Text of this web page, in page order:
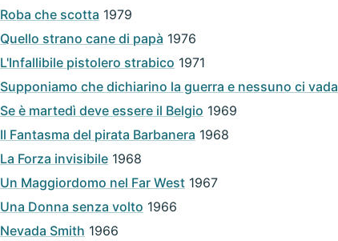
Roba che scotta 1979
Quello strano cane di papà 1976
L'Infallibile pistolero strabico 1971
Supponiamo che dichiarino la guerra e nessuno ci vada
Se è martedì deve essere il Belgio 1969
Il Fantasma del pirata Barbanera 1968
La Forza invisibile 1968
Un Maggiordomo nel Far West 1967
Una Donna senza volto 1966
Nevada Smith 1966